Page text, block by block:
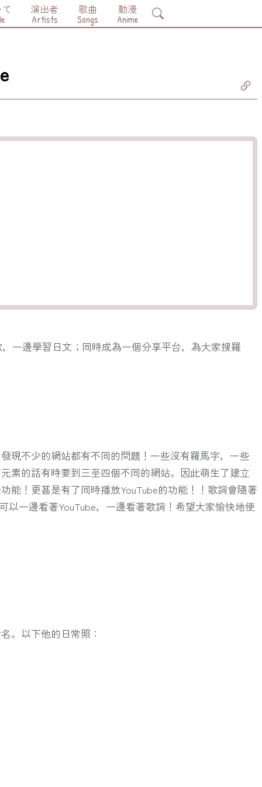
演出者
Artists
歌曲
Songs
動漫
Anime
Search
一邊學習日文；同時成為一個分享平台，為大家搜羅
現不少的網站都有不同的問題！一些沒有羅馬字，一些
素的話有時要到三至四個不同的網站。因此萌生了建立
能！更甚是有了同時播放YouTube的功能！！歌詞會隨著
一邊看著YouTube，一邊看著歌詞！希望大家愉快地使
。以下他的日常照：